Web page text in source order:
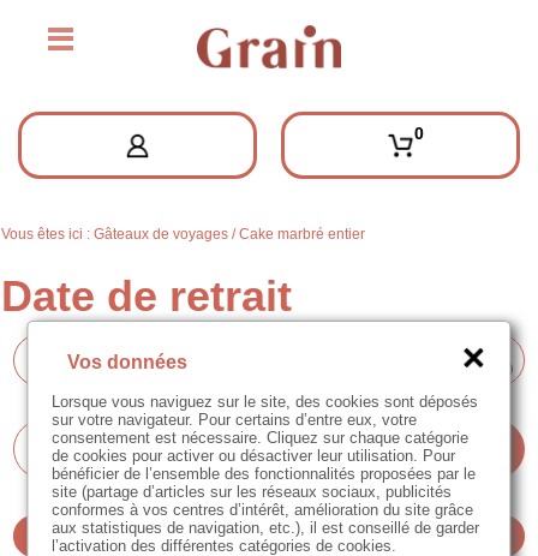
0
Vous êtes ici :Gâteaux de voyages / Cake marbré entier
Valider
Vos données
Lorsque vous naviguez sur le site, des cookies sont déposés
sur votre navigateur. Pour certains d’entre eux, votre
consentement est nécessaire. Cliquez sur chaque catégorie
de cookies pour activer ou désactiver leur utilisation. Pour
bénéficier de l’ensemble des fonctionnalités proposées par le
site (partage d’articles sur les réseaux sociaux, publicités
conformes à vos centres d’intérêt, amélioration du site grâce
aux statistiques de navigation, etc.), il est conseillé de garder
l’activation des différentes catégories de cookies.